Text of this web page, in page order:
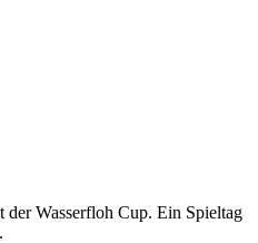
Wasserfloh Cup. Ein Spieltag